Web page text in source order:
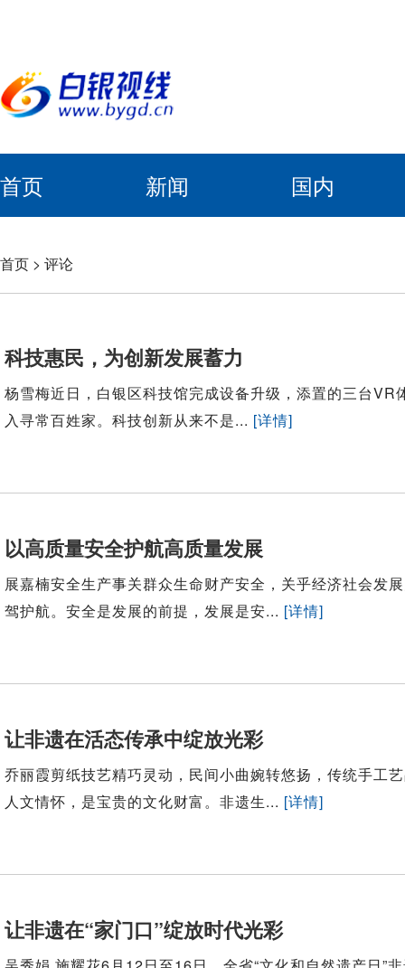
首页 新闻 国内
首页 > 评论
科技惠民，为创新发展蓄力
杨雪梅近日，白银区科技馆完成设备升级，添置的三台
入寻常百姓家。科技创新从来不是... [详情]
以高质量安全护航高质量发展
展嘉楠安全生产事关群众生命财产安全，关乎经济社会发
驾护航。安全是发展的前提，发展是安... [详情]
让非遗在活态传承中绽放光彩
乔丽霞剪纸技艺精巧灵动，民间小曲婉转悠扬，传统手
人文情怀，是宝贵的文化财富。非遗生... [详情]
让非遗在“家门口”绽放时代光彩